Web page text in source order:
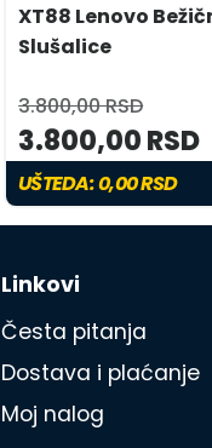
XT88 Lenovo
Slušalice
3.800,00 RSD
3.800,00 RSD
UŠTEDA: 0,00 RSD
Linkovi
Česta pitanja
Dostava i plaćanje
Moj nalog